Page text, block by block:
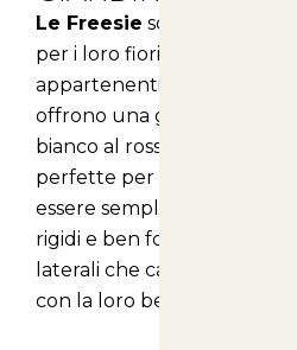
Le Freesie sono piante
per i loro fiori grandi e
appartenenti alla famiglia
offrono una gamma di
bianco al rosso, dal giallo al
perfette per ogni giardino. I
essere semplici o doppi, si
rigidi e ben formati,
laterali che catturano
con la loro bellezza.